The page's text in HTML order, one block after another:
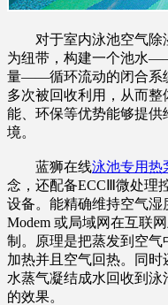
对于室内泳池空气除
为纽带，构建一个池
量——循环流动的闭合系
多次被回收利用，从而
能、环保等优势能够提
境。
蓝狮在线泳池专用热
念，还配备ECCⅢ微处
设备。能精确维持空气
Modem 或局域网在互联
制。原理是把蒸发到空
加热并且空气回热。同
水蒸气凝结成水回收到
的效果。